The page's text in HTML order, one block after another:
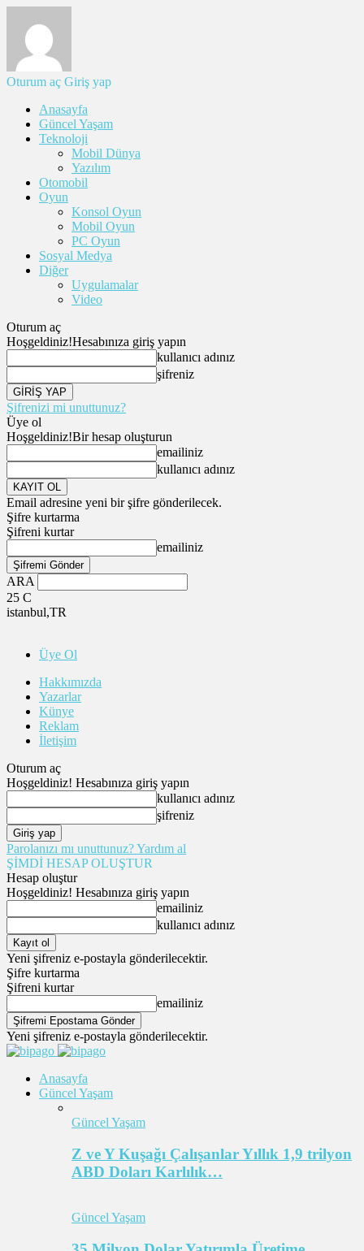
Oturum aç Giriş yap
Anasayfa
Güncel Yaşam
Teknoloji
Mobil Dünya
Yazılım
Otomobil
Oyun
Konsol Oyun
Mobil Oyun
PC Oyun
Sosyal Medya
Diğer
Uygulamalar
Video
Oturum aç
Hoşgeldiniz!Hesabınıza giriş yapın
kullanıcı adınız
şifreniz
Şifrenizi mi unuttunuz?
Üye ol
Hoşgeldiniz!Bir hesap oluşturun
emailiniz
kullanıcı adınız
Email adresine yeni bir şifre gönderilecek.
Şifre kurtarma
Şifreni kurtar
emailiniz
ARA
25 C
istanbul,TR
Üye Ol
Hakkımızda
Yazarlar
Künye
Reklam
İletişim
Oturum aç
Hoşgeldiniz! Hesabınıza giriş yapın
kullanıcı adınız
şifreniz
Parolanızı mı unuttunuz? Yardım al
ŞİMDİ HESAP OLUŞTUR
Hesap oluştur
Hoşgeldiniz! Hesabınıza giriş yapın
emailiniz
kullanıcı adınız
Yeni şifreniz e-postayla gönderilecektir.
Şifre kurtarma
Şifreni kurtar
emailiniz
Yeni şifreniz e-postayla gönderilecektir.
Anasayfa
Güncel Yaşam
Güncel Yaşam
Z ve Y Kuşağı Çalışanlar Yıllık 1,9 trilyon
ABD Doları Karlılık…
Güncel Yaşam